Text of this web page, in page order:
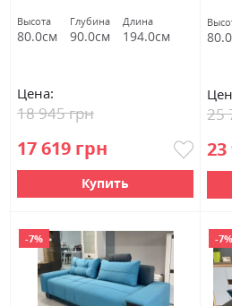
Высота
80.0см
Глубина
90.0см
Длина
194.0см
Цена:
17 619 грн
18 945 грн
Купить
23
25
-7% -7%